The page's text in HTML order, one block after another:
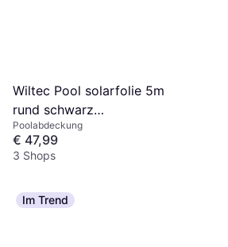
Wiltec Pool solarfolie 5m
rund schwarz
poolabdeckung solarplane
poolheizung 120µ
Poolabdeckung
€ 47,99
3 Shops
Im Trend